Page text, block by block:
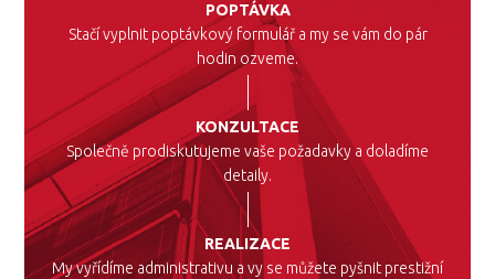
POPTÁVKA
Stačí vyplnit poptávkový formulář a my se vám do pár
hodin ozveme.
KONZULTACE
Společně prodiskutujeme vaše požadavky a doladíme
detaily.
REALIZACE
My vyřídíme administrativu a vy se můžete pyšnit prestižní